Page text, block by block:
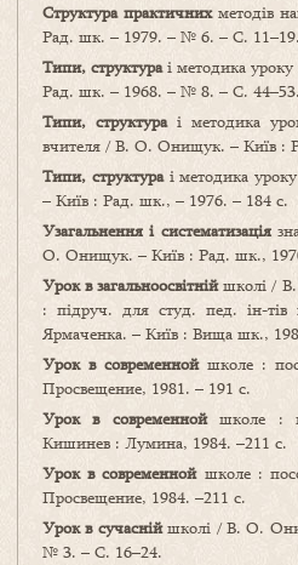
Структура практичнихметодів
Рад. шк. – 1979. – № 6. – С. 11–19.
Типи, структураі методика
Рад. шк. – 1968. – № 8. – С. 44–53.
Типи, структураі методика
вчителя / В. О. Онищук. – Київ :
Типи, структураі методика
– Київ : Рад. шк., – 1976. – 184 с.
Узагальнення і систематизація
О. Онищук. – Київ : Рад. шк.,
Урок в загальноосвітнійшколі /
: підруч. для студ. пед. ін-
Ярмаченка. – Київ : Вища шк.,
Урок в современнойшколе :
Просвещение, 1981. – 191 с.
Урок в современнойшколе :
Кишинев : Лумина, 1984. –211 с.
Урок в современнойшколе :
Просвещение, 1984. –211 с.
Урок в сучаснійшколі / В. О.
№ 3. – С. 16–24.